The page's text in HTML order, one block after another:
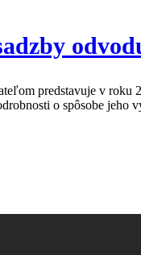
predstavuje v
o spôsobe